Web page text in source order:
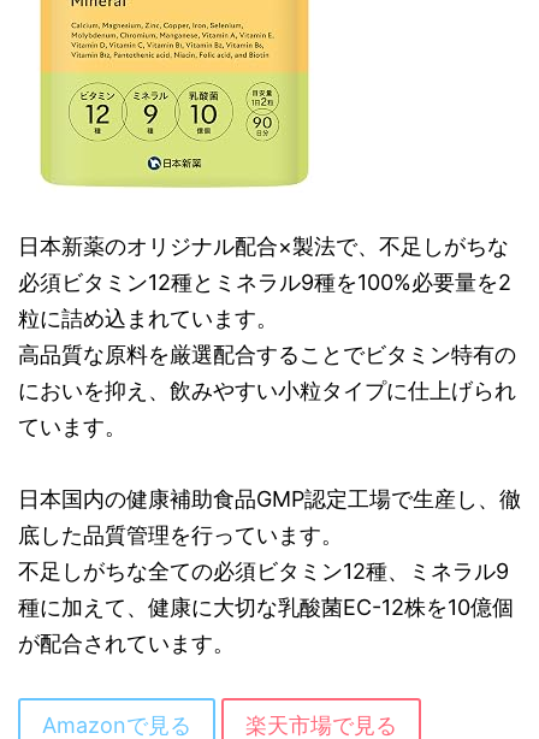
日本新薬のオリジナル配合×製法で、不足しがちな
必須ビタミン12種とミネラル9種を100%必要量を2
粒に詰め込まれています。
高品質な原料を厳選配合することでビタミン特有の
においを抑え、飲みやすい小粒タイプに仕上げられ
ています。
日本国内の健康補助食品GMP認定工場で生産し、徹
底した品質管理を行っています。
不足しがちな全ての必須ビタミン12種、ミネラル9
種に加えて、健康に大切な乳酸菌EC-12株を10億個
が配合されています。
Amazonで見る 楽天市場で見る